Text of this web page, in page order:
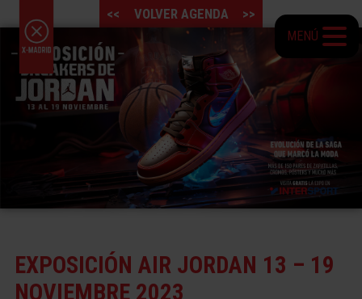
MENÚ
<< VOLVER AGENDA >>
EXPOSICIÓN AIR JORDAN 13 – 19
NOVIEMBRE 2023